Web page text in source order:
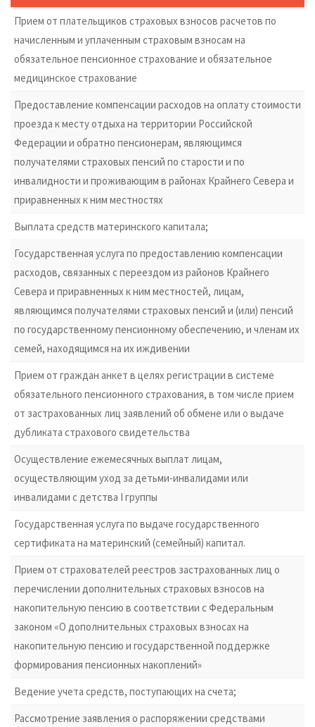
Прием от плательщиков страховых взносов расчетов по
начисленным и уплаченным страховым взносам на
обязательное пенсионное страхование и обязательное
медицинское страхование
Предоставление компенсации расходов на оплату стоимости
проезда к месту отдыха на территории Российской
Федерации и обратно пенсионерам, являющимся
получателями страховых пенсий по старости и по
инвалидности и проживающим в районах Крайнего Севера и
приравненных к ним местностях
Выплата средств материнского капитала;
Государственная услуга по предоставлению компенсации
расходов, связанных с переездом из районов Крайнего
Севера и приравненных к ним местностей, лицам,
являющимся получателями страховых пенсий и (или) пенсий
по государственному пенсионному обеспечению, и членам их
семей, находящимся на их иждивении
Прием от граждан анкет в целях регистрации в системе
обязательного пенсионного страхования, в том числе прием
от застрахованных лиц заявлений об обмене или о выдаче
дубликата страхового свидетельства
Осуществление ежемесячных выплат лицам,
осуществляющим уход за детьми-инвалидами или
инвалидами с детства I группы
Государственная услуга по выдаче государственного
сертификата на материнский (семейный) капитал.
Прием от страхователей реестров застрахованных лиц о
перечислении дополнительных страховых взносов на
накопительную пенсию в соответствии с Федеральным
законом «О дополнительных страховых взносах на
накопительную пенсию и государственной поддержке
формирования пенсионных накоплений»
Ведение учета средств, поступающих на счета;
Рассмотрение заявления о распоряжении средствами